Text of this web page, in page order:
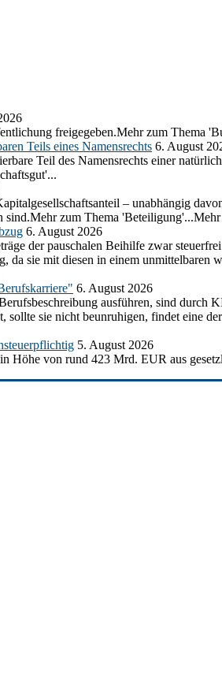
freigegeben.Mehr zum Thema
Teils eines Namensrechts 6. August
Teil des Namensrechts einer
– unabhängig
sind.Mehr zum Thema
6. August 2026
der pauschalen Beihilfe zwar
da sie mit diesen in einem
6. August 2026
ausführen, sind
sie nicht beunruhigen, findet eine
5. August 2026
Höhe von rund 423 Mrd. EUR aus